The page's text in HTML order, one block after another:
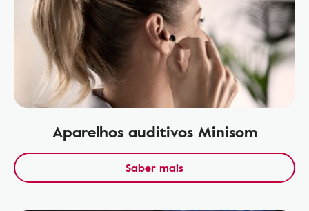
Aparelhos auditivos Minisom
Saber mais